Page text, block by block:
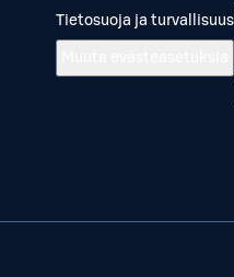
Tietosuoja ja turvallisuus